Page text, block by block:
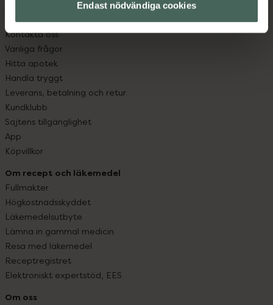
Endast nödvändiga cookies
Kundservice
Kontakta oss
Vanliga frågor
Hitta apotek
Handla tryggt
Leverans, betalning och retur
Kundklubb
Sajtens tillgänglighet
App
Köpvillkor
Om recept och läkemedel
Fullmakter
Högkostnadsskyddet
Läkemedelsutbyte
Lämna in gammal medicin
Resa med läkemedel
Receptregistret
Elektroniskt expertstöd, EES
Om oss